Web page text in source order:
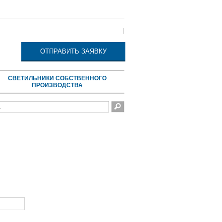
ОТПРАВИТЬ ЗАЯВКУ
CВЕТИЛЬНИКИ СОБСТВЕННОГО
ПРОИЗВОДСТВА